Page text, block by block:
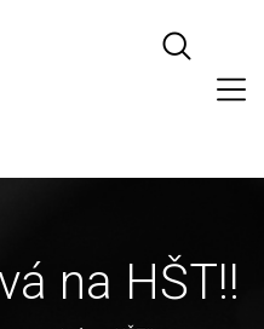
na HŠT!!